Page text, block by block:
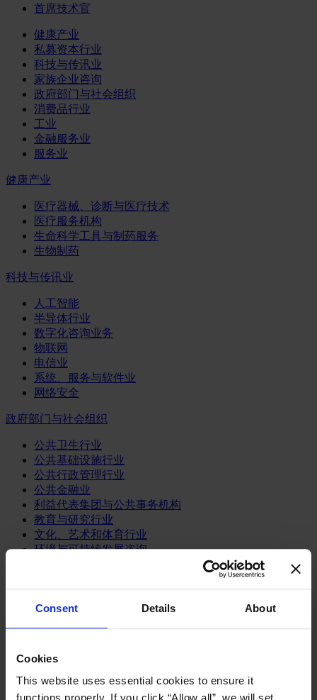
Consent Details About
Cookies
This website uses essential cookies to ensure it
首席技术官
健康产业
私募资本行业
科技与传讯业
家族企业咨询
政府部门与社会组织
消费品行业
工业
金融服务业
服务业
健康产业
医疗器械、诊断与医疗技术
医疗服务机构
生命科学工具与制药服务
生物制药
科技与传讯业
人工智能
半导体行业
数字化咨询业务
物联网
电信业
系统、服务与软件业
网络安全
政府部门与社会组织
公共卫生行业
公共基础设施行业
公共行政管理行业
公共金融业
利益代表集团与公共事务机构
教育与研究行业
文化、艺术和体育行业
环境与可持续发展咨询
消费品行业
媒体和娱乐业
零售、服装与奢侈品
餐饮、旅游与酒店业